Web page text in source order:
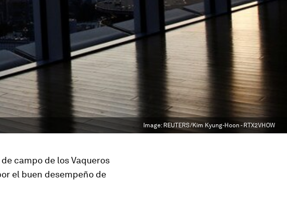
Image: REUTERS/Kim Kyung-Hoon - RTX2VHOW
campo de los Vaqueros
el buen desempeño de